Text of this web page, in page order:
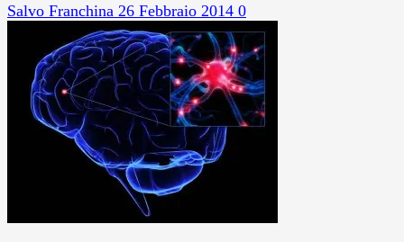
Salvo Franchina 26 Febbraio 2014 0